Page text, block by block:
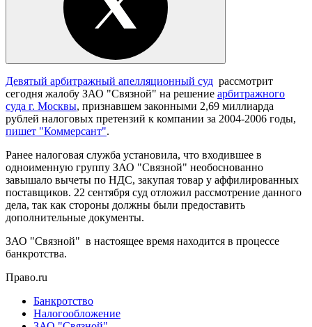
Девятый арбитражный апелляционный суд рассмотрит
сегодня жалобу ЗАО "Связной" на решение арбитражного
суда г. Москвы, признавшем законными 2,69 миллиарда
рублей налоговых претензий к компании за 2004-2006 годы,
пишет "Коммерсант".
Ранее налоговая служба установила, что входившее в
одноименную группу ЗАО "Связной" необоснованно
завышало вычеты по НДС, закупая товар у аффилированных
поставщиков. 22 сентября суд отложил рассмотрение данного
дела, так как стороны должны были предоставить
дополнительные документы.
ЗАО "Связной" в настоящее время находится в процессе
банкротства.
Право.ru
Банкротство
Налогообложение